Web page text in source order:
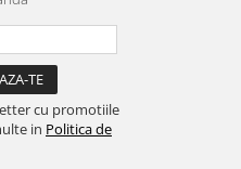
cu promotiile
in Politica de